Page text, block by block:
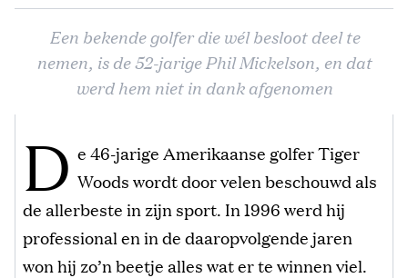
Een bekende golfer die wél besloot deel te
nemen, is de 52-jarige Phil Mickelson, en dat
werd hem niet in dank afgenomen
D e 46-jarige Amerikaanse golfer Tiger
Woods wordt door velen beschouwd als
de allerbeste in zijn sport. In 1996 werd hij
professional en in de daaropvolgende jaren
won hij zo’n beetje alles wat er te winnen viel.